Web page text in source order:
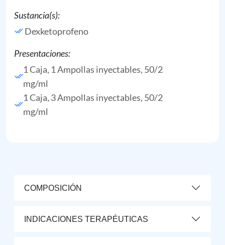
Sustancia(s):
Dexketoprofeno
Presentaciones:
1 Caja, 1 Ampollas inyectables, 50/2
mg/ml
1 Caja, 3 Ampollas inyectables, 50/2
mg/ml
COMPOSICIÓN
INDICACIONES TERAPÉUTICAS